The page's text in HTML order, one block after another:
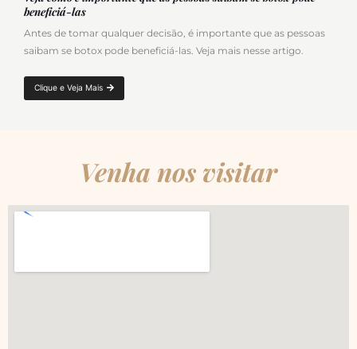
beneficiá-las
Antes de tomar qualquer decisão, é importante que as pessoas
saibam se botox pode beneficiá-las. Veja mais nesse artigo.
Clique e Veja Mais
Venha nos visitar